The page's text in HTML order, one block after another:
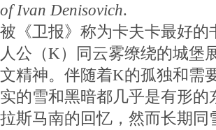
of Ivan Denisovich.
被《卫报》称为卡夫卡最好
人公（K）同云雾缭绕的城堡
文精神。伴随着K的孤独和需
实的雪和黑暗都几乎是有形
拉斯马南的回忆，然而长期